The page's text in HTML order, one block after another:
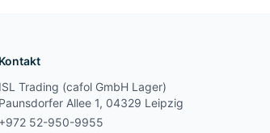
Kontakt
ISL Trading (cafol GmbH Lager)
Paunsdorfer Allee 1, 04329 Leipzig
+972 52-950-9955